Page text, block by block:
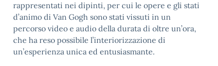
rappresentati nei dipinti, per cui le opere e gli stati
d’animo di Van Gogh sono stati vissuti in un
percorso video e audio della durata di oltre un’ora,
che ha reso possibile l’interiorizzazione di
un’esperienza unica ed entusiasmante.